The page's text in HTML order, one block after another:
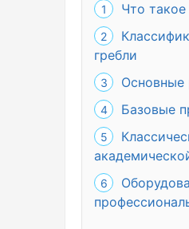
Что такое
гребли
Основные
Базовые